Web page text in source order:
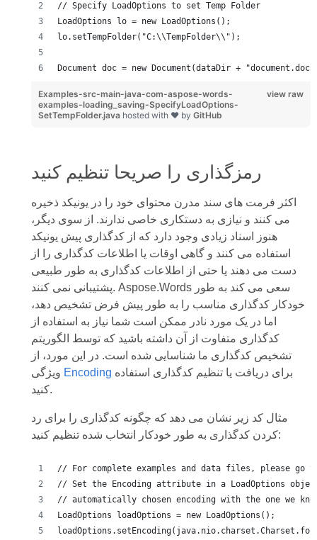
// Specify LoadOptions to set Temp Folder
LoadOptions lo = new LoadOptions();
lo.setTempFolder("C:\\TempFolder\\");
Document doc = new Document(dataDir +
view raw
Examples-src-main-java-com-aspose-words-
examples-loading_saving-SpecifyLoadOptions-
SetTempFolder.java hosted with ❤ by GitHub
اکثر فرمت های سند مدرن محتوای خود را در یونیکد ذخیره
می کنند و نیازی به دستکاری خاصی ندارند. از سوی دیگر،
هنوز اسناد زیادی وجود دارد که از کدگذاری پیش یونیکد
استفاده می کنند و گاهی اوقات یا اطلاعات کدگذاری را از
دست می دهند یا حتی از اطلاعات کدگذاری به طور طبیعی
پشتیبانی نمی کنند. Aspose.Words سعی می کند به طور
خودکار کدگذاری مناسب را به طور پیش فرض تشخیص دهد،
اما در یک مورد نادر ممکن است شما نیاز به استفاده از
کدگذاری متفاوت از آن داشته باشید که توسط الگوریتم
تشخیص کدگذاری ما شناسایی شده است. در این مورد، از
Encoding
کنید.
مثال کد زیر نشان می دهد که چگونه کدگذاری را برای رد
کردن کدگذاری به طور خودکار انتخاب شده تنظیم کنید:
// For complete examples and data files, please go
// Set the Encoding attribute in a LoadOptions
// automatically chosen encoding with the one we
LoadOptions loadOptions = new LoadOptions();